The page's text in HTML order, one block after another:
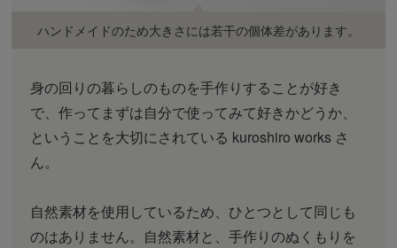
ハンドメイドのため大きさには若干の個体差があります。
身の回りの暮らしのものを手作りすることが好き
で、作ってまずは自分で使ってみて好きかどうか、
ということを大切にされている kuroshiro works さ
ん。
自然素材を使用しているため、ひとつとして同じも
のはありません。自然素材と、手作りのぬくもりを